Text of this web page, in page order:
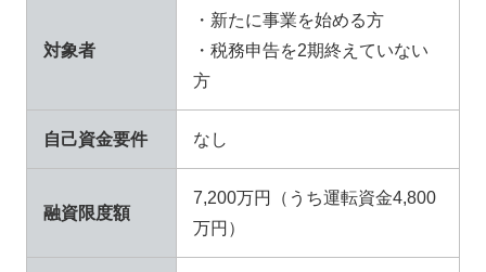
対象者
・新たに事業を始める方
・税務申告を2期終えていない
方
自己資金要件 なし
融資限度額
7,200万円（うち運転資金4,800
万円）